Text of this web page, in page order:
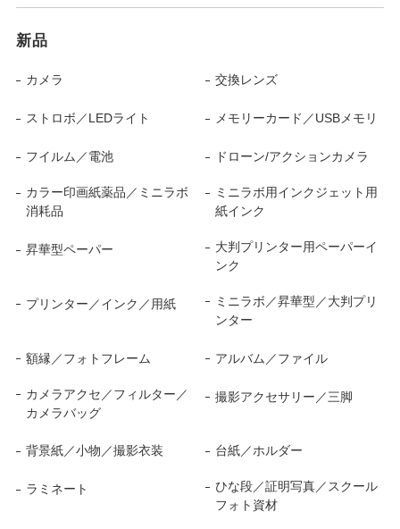
新品
カメラ 交換レンズ
ストロボ／LEDライト メモリーカード／USBメモリ
フイルム／電池 ドローン/アクションカメラ
カラー印画紙薬品／ミニラボ
消耗品
ミニラボ用インクジェット用
紙インク
昇華型ペーパー
大判プリンター用ペーパーイ
ンク
プリンター／インク／用紙
ミニラボ／昇華型／大判プリ
ンター
額縁／フォトフレーム アルバム／ファイル
カメラアクセ／フィルター／
カメラバッグ
撮影アクセサリー／三脚
背景紙／小物／撮影衣装 台紙／ホルダー
ラミネート
ひな段／証明写真／スクール
フォト資材